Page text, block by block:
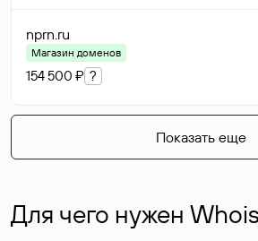
nprn.ru
Магазин доменов
154 500 ₽ ?
Показать еще
Для чего нужен